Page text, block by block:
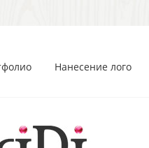
Нанесение лого